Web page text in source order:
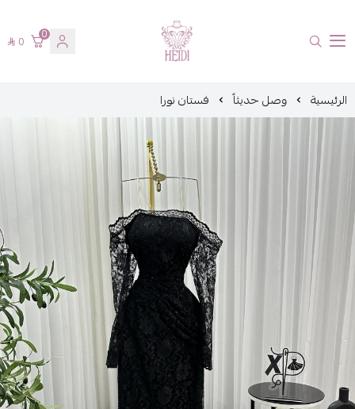
هايدي فاشن
0
0
الرئيسية وصل حديثاً فستان نورا